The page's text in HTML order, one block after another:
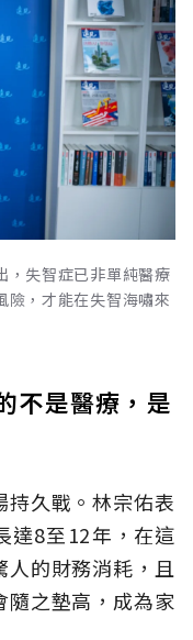
，失智症已非單純醫療
險，才能在失智海嘯來
不是醫療，是
久戰。林宗佑表
達8至12年，在這
的財務消耗，且
之墊高，成為家